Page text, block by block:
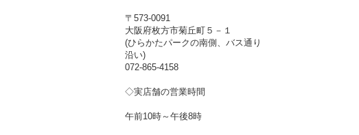
〒573-0091
大阪府枚方市菊丘町５－１
(ひらかたパークの南側、バス通り
沿い)
072-865-4158
◇実店舗の営業時間
午前10時～午後8時